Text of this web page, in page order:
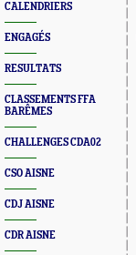
CALENDRIERS
ENGAGÉS
RESULTATS
CLASSEMENTS FFA
BARÊMES
CHALLENGES CDA02
CSO AISNE
CDJ AISNE
CDR AISNE